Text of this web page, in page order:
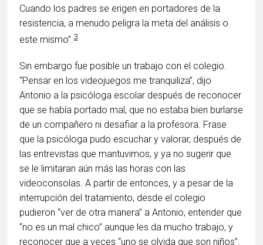
Cuando los padres se erigen en portadores de la
resistencia, a menudo peligra la meta del análisis o
este mismo”.3
Sin embargo fue posible un trabajo con el colegio.
“Pensar en los videojuegos me tranquiliza”, dijo
Antonio a la psicóloga escolar después de reconocer
que se había portado mal, que no estaba bien burlarse
de un compañero ni desafiar a la profesora. Frase
que la psicóloga pudo escuchar y valorar, después de
las entrevistas que mantuvimos, y ya no sugerir que
se le limitaran aún más las horas con las
videoconsolas. A partir de entonces, y a pesar de la
interrupción del tratamiento, desde el colegio
pudieron “ver de otra manera” a Antonio, entender que
“no es un mal chico” aunque les da mucho trabajo, y
reconocer que a veces “uno se olvida que son niños”.